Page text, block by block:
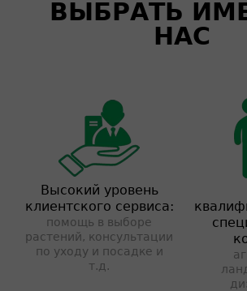
ВЫБРАТЬ
НАС
Высокий уровень
клиентского сервиса:
помощь в выборе
растений, консультации
по уходу и посадке и
т.д.